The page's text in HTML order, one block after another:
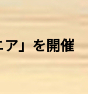
」を開催